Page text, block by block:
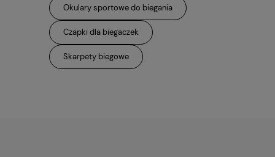
Okulary sportowe do biegania
Czapki dla biegaczek
Skarpety biegowe